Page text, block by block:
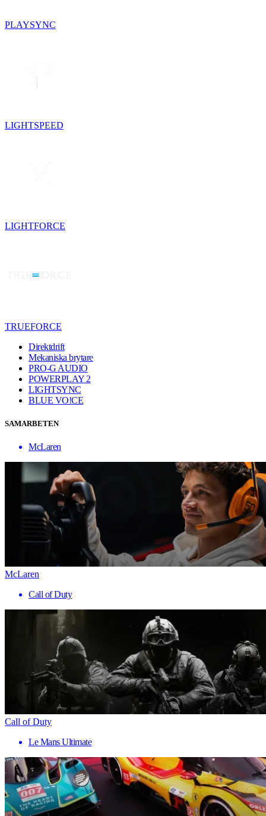
PLAYSYNC
LIGHTSPEED
LIGHTFORCE
TRUEFORCE
Direktdrift
Mekaniska brytare
PRO-G AUDIO
POWERPLAY 2
LIGHTSYNC
BLUE VO!CE
SAMARBETEN
McLaren
McLaren
Call of Duty
Call of Duty
Le Mans Ultimate